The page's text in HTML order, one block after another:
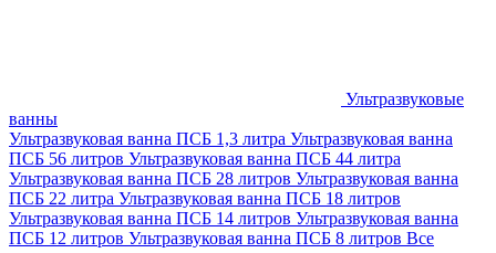
Ультразвуковые
ванны
Ультразвуковая ванна ПСБ 1,3 литра Ультразвуковая ванна
ПСБ 56 литров Ультразвуковая ванна ПСБ 44 литра
Ультразвуковая ванна ПСБ 28 литров Ультразвуковая ванна
ПСБ 22 литра Ультразвуковая ванна ПСБ 18 литров
Ультразвуковая ванна ПСБ 14 литров Ультразвуковая ванна
ПСБ 12 литров Ультразвуковая ванна ПСБ 8 литров Все